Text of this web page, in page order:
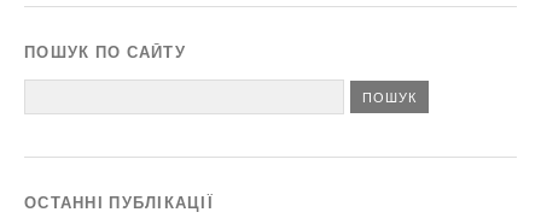
ПОШУК ПО САЙТУ
ОСТАННІ ПУБЛІКАЦІЇ